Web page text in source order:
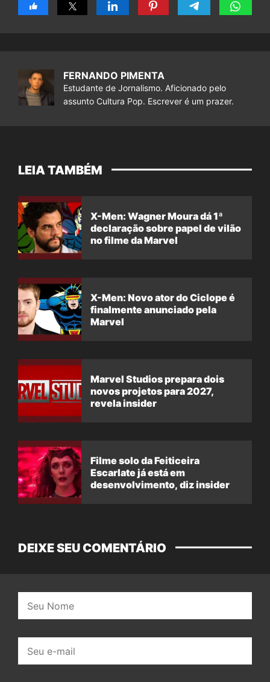
FERNANDO PIMENTA
Estudante de Jornalismo. Aficionado pelo
assunto Cultura Pop. Escrever é um prazer.
LEIA TAMBÉM
X-Men: Wagner Moura dá 1ª
declaração sobre papel de vilão
no filme da Marvel
X-Men: Novo ator do Ciclope é
finalmente anunciado pela
Marvel
Marvel Studios prepara dois
novos projetos para 2027,
revela insider
Filme solo da Feiticeira
Escarlate já está em
desenvolvimento, diz insider
DEIXE SEU COMENTÁRIO
mail: